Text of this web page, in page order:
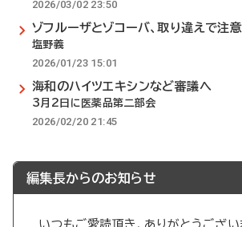
2026/03/02 23:50
ゾフルーザとゾコーバ、取り違えで注
塩野義
2026/01/23 15:01
海和のハイツエキシンなど審議へ
3月2日に医薬品第二部会
2026/02/20 21:45
編集長からのお知らせ
いつもご愛読頂き、ありがとうござい